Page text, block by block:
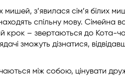
з’явилася сім’я білих
спільну мову. Сімейна
– звертаються до Кота-
зможуть дізнатися,
між собою, цінувати